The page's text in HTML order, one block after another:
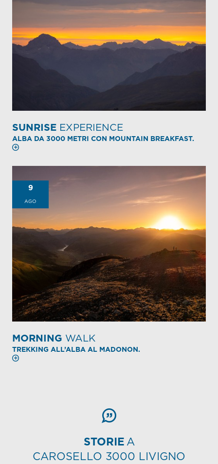
SUNRISE EXPERIENCE
ALBA DA 3000 METRI CON MOUNTAIN BREAKFAST.
9
AGO
MORNING WALK
TREKKING ALL’ALBA AL MADONON.
STORIEA
CAROSELLO 3000 LIVIGNO